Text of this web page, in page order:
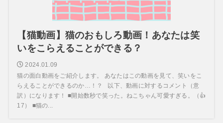
【猫動画】猫のおもしろ動画！あなたは笑
いをこらえることができる？
2024.01.09
猫の面白動画をご紹介します。 あなたはこの動画を見て、笑いをこ
らえることができるのか…！？ 以下、動画に対するコメント（意
訳）になります！ ■開始数秒で笑った。ねこちゃん可愛すぎる。（👍
17） ■猫の...